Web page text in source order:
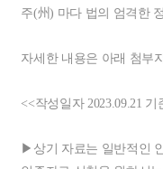
주(州) 마다 법의 엄격한
자세한 내용은 아래 첨부
<<작성일자 2023.09.21
▶상기 자료는 일반적인